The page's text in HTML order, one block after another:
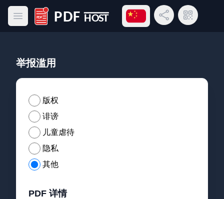
打开主菜单
PDF Host
打开语言菜单分享链接二维码
举报滥用
版权
诽谤
儿童虐待
隐私
其他
PDF 详情